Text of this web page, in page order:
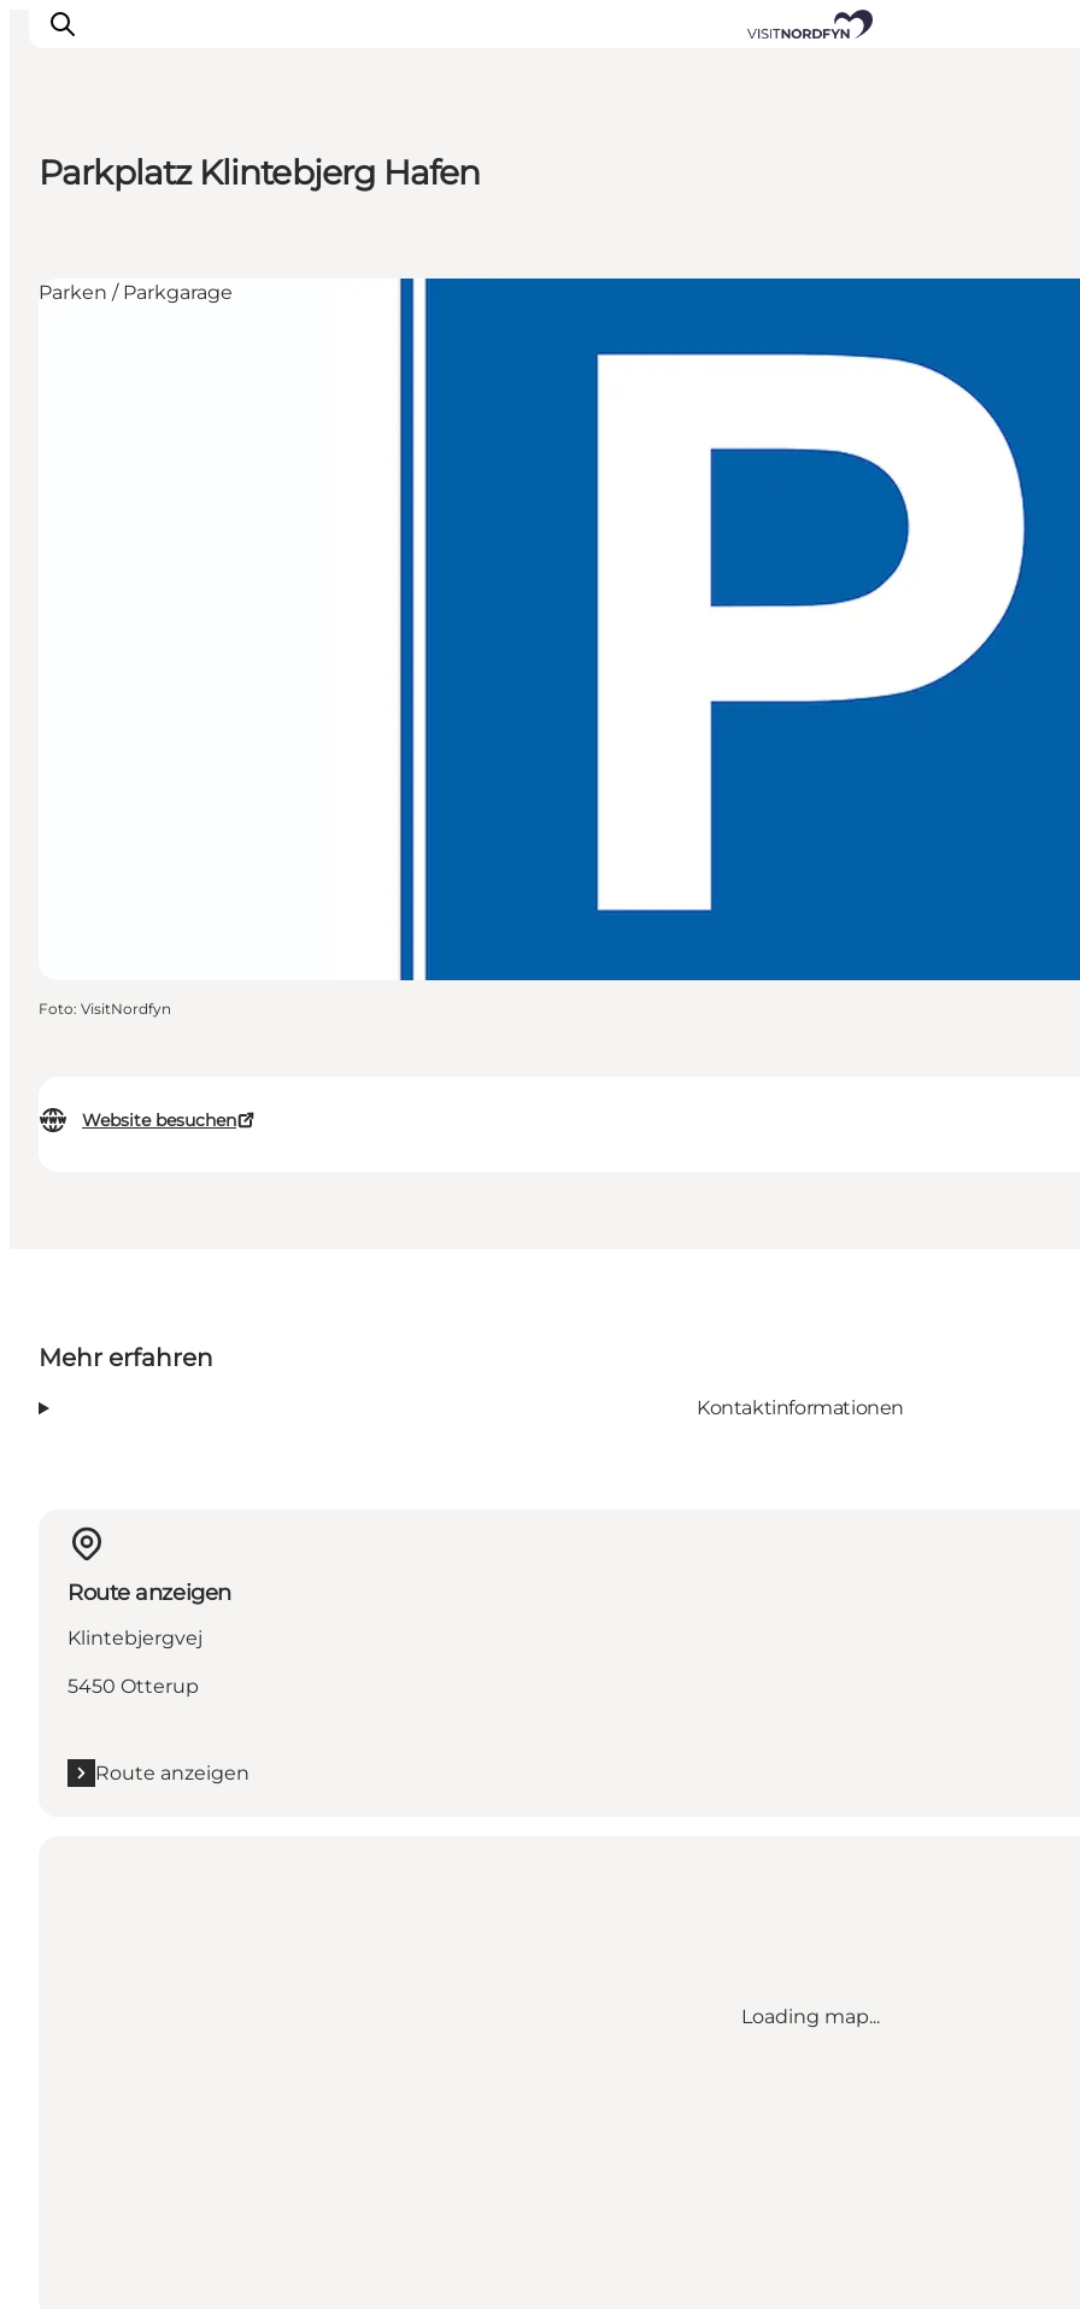
Unterkünfte
Parkplatz Klintebjerg Hafen
Website besuchen
Parken / Parkgarage
Foto: VisitNordfyn
Mehr erfahren
Kontaktinformationen
Route anzeigen
Klintebjergvej
5450 Otterup
Route anzeigen
Loading map...